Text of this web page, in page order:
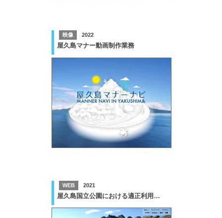
映像 2022
屋久島マナー動画制作業務
WEB 2021
屋久島国立公園における適正利用の推進を目的とした情報発信サイト構築業務